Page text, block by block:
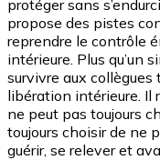
protéger sans
propose des pistes
reprendre le contrôle
intérieure. Plus qu’un
survivre aux
libération intérieure. Il
ne peut pas toujours
toujours choisir de ne
guérir, se relever et